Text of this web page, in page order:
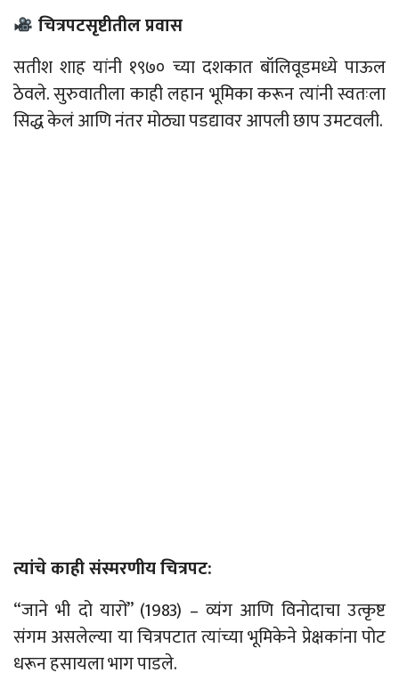
चित्रपटसृष्टीतील प्रवास
सतीश शाह यांनी १९७० च्या दशकात बॉलिवूडमध्ये पाऊल
ठेवले. सुरुवातीला काही लहान भूमिका करून त्यांनी स्वतःला
सिद्ध केलं आणि नंतर मोठ्या पडद्यावर आपली छाप उमटवली.
त्यांचे काही संस्मरणीय चित्रपट:
“जाने भी दो यारों” (1983) – व्यंग आणि विनोदाचा उत्कृष्ट
संगम असलेल्या या चित्रपटातत्यांच्याभूमिकेने प्रेक्षकांना पोट
धरून हसायला भाग पाडले.